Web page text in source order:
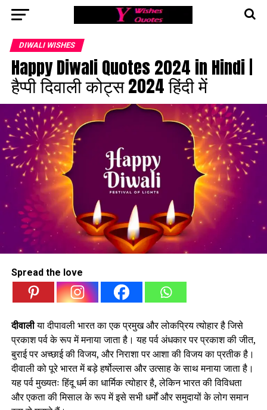
DIWALI WISHES
Happy Diwali Quotes 2024 in Hindi |
हैप्पी दिवाली कोट्स 2024 हिंदी में
Spread the love
दीवालीया दीपावली भारत का एक प्रमुख और लोकप्रिय त्योहार है जिसे
प्रकाश पर्व के रूप में मनाया जाता है। यह पर्व अंधकार पर प्रकाश की जीत,
बुराई पर अच्छाई की विजय, और निराशा पर आशा की विजय का प्रतीक है।
दीवाली को पूरे भारत में बड़े हर्षोल्लास और उत्साह के साथ मनाया जाता है।
यह पर्व मुख्यतः हिंदू धर्म का धार्मिक त्योहार है, लेकिन भारत की विविधता
और एकता की मिसाल के रूप में इसे सभी धर्मों और समुदायों के लोग समान